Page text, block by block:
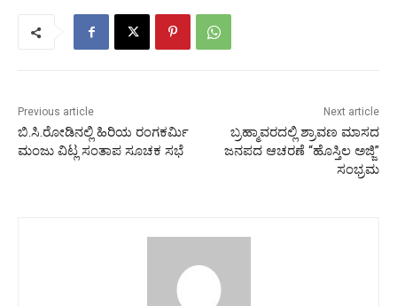
Previous article
ಬಿ.ಸಿ.ರೋಡಿನಲ್ಲಿ ಹಿರಿಯ ರಂಗಕರ್ಮಿ
ಮಂಜು ವಿಟ್ಲ ಸಂತಾಪ ಸೂಚಕ ಸಭೆ
Next article
ಬ್ರಹ್ಮಾವರದಲ್ಲಿ ಶ್ರಾವಣ ಮಾಸದ
ಜನಪದ ಆಚರಣೆ “ಹೊಸ್ತಿಲ ಅಜ್ಜಿ”
ಸಂಭ್ರಮ